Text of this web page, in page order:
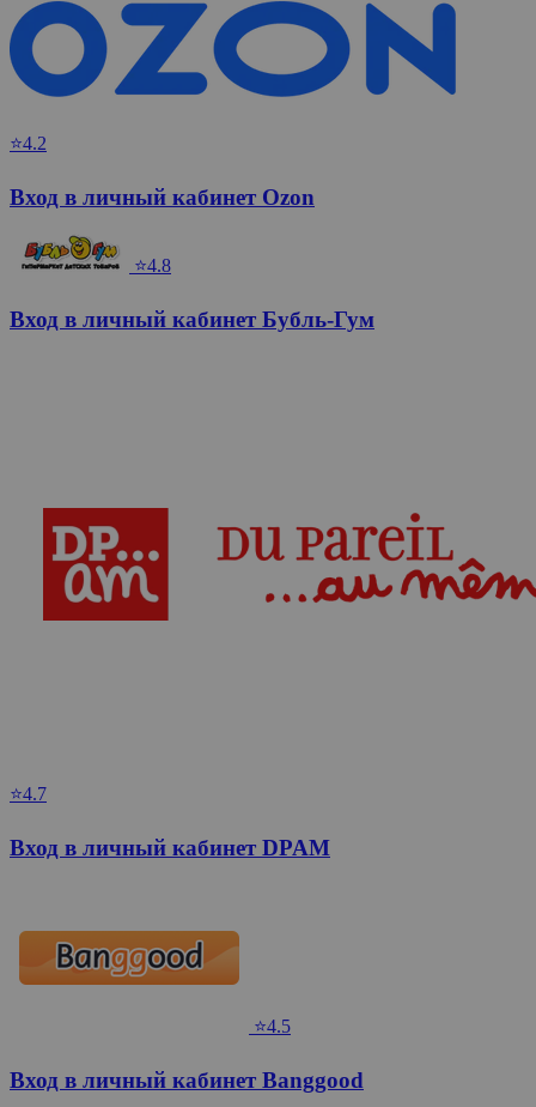
⭐4.2
Вход в личный кабинет Ozon
⭐4.8
Вход в личный кабинет Бубль-Гум
⭐4.7
Вход в личный кабинет DPAM
⭐4.5
Вход в личный кабинет Banggood